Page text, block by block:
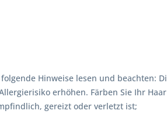
Hinweise lesen und beachten:
erhöhen. Färben Sie Ihr
gereizt oder verletzt ist;